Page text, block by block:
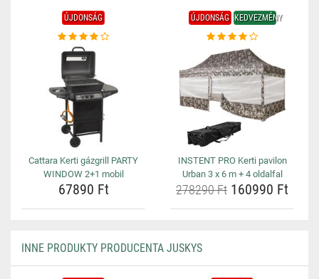
ÚJDONSÁG
Cattara Kerti gázgrill PARTY
WINDOW 2+1 mobil
67890 Ft
ÚJDONSÁG KEDVEZMÉNY
INSTENT PRO Kerti pavilon
Urban 3 x 6 m + 4 oldalfal
278290 Ft 160990 Ft
INNE PRODUKTY PRODUCENTA JUSKYS